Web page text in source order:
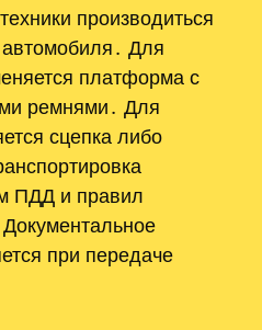
производиться
Для
платформа с
ремнями․ Для
сцепка либо
ПДД и правил
Документальное
при передаче